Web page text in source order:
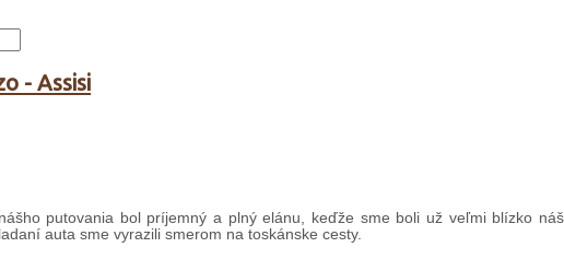
- Assisi
putovania bol príjemný a plný elánu, keďže sme boli už veľmi blízko
auta sme vyrazili smerom na toskánske cesty.